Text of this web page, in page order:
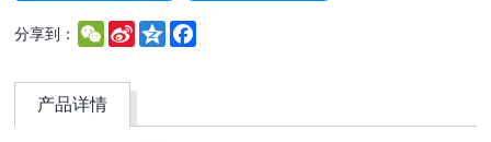
分享到： WeChat
Sina
Weibo
Qzone
产品详情